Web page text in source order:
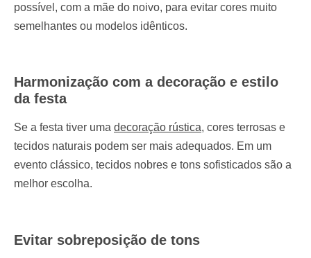
possível, com a mãe do noivo, para evitar cores muito
semelhantes ou modelos idênticos.
Harmonização com a decoração e estilo
da festa
Se a festa tiver uma decoração rústica, cores terrosas e
tecidos naturais podem ser mais adequados. Em um
evento clássico, tecidos nobres e tons sofisticados são a
melhor escolha.
Evitar sobreposição de tons